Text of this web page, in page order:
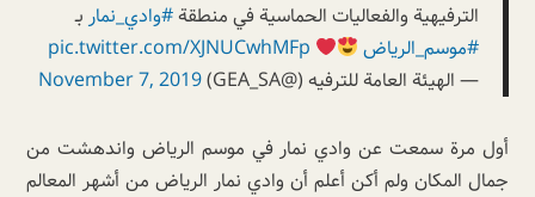
الترفيهية والفعاليات الحماسية في منطقة#وادي_نمار بـ
#موسم_الرياض
pic.twitter.com/XJNUCwhMFp
— الهيئة العامة للترفيه (@GEA_SA)
November 7, 2019
أول مرة سمعت عن وادي نمار في موسم الرياض واندهشت من
جمال المكان ولم أكن أعلم أن وادي نمار الرياض من أشهر المعالم